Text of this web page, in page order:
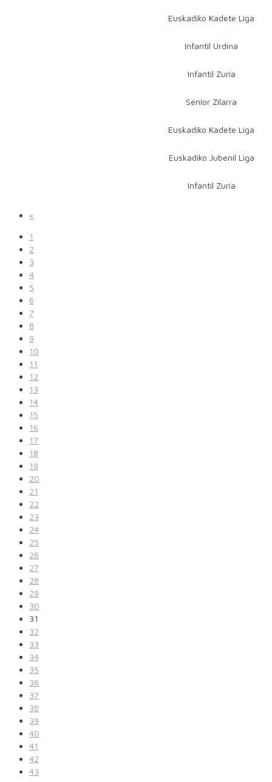
Euskadiko Kadete Liga
Infantil Urdina
Infantil Zuria
Senior Zilarra
Euskadiko Kadete Liga
Euskadiko Jubenil Liga
Infantil Zuria
«
1
2
3
4
5
6
7
8
9
10
11
12
13
14
15
16
17
18
19
20
21
22
23
24
25
26
27
28
29
30
31
32
33
34
35
36
37
38
39
40
41
42
43